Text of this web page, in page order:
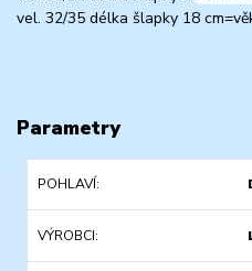
vel. 32/35 délka šlapky 18
Parametry
POHLAVÍ
VÝROBCI